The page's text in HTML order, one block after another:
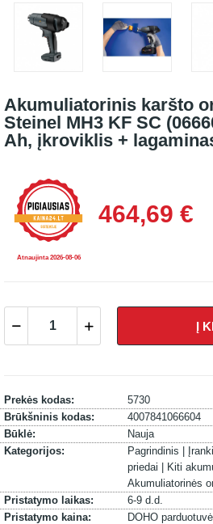
Akumuliatorinis karšto
Steinel MH3 KF SC
Ah, įkroviklis +
464,69 €
Atnaujinta 2026-08-06
Į
Prekės kodas:
5730
Brūkšninis kodas:
4007841066604
Būklė:
Nauja
Kategorijos:
Pagrindinis |
priedai |
Kiti
Akumuliatorinės
Pristatymo laikas:
6-9 d.d.
Pristatymo kaina:
DOHO